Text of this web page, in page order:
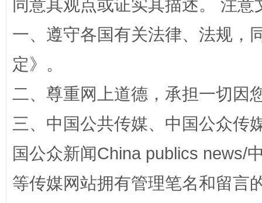
阿坝州三大球赛在茂县开幕 规模
同意其观点或证实其描述。 注
一、遵守各国有关法律、法规，
定》。
二、尊重网上道德，承担一切因
三、中国公共传媒、中国公众传
国公众新闻China publics news/
等传媒网站拥有管理笔名和留言